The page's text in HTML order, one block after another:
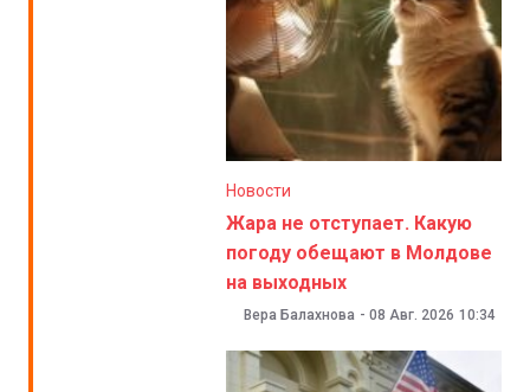
Новости
Жара не отступает. Какую
погоду обещают в Молдове
на выходных
Вера Балахнова - 08 Авг. 2026 10:34